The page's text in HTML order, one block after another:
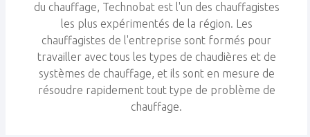
du chauffage, Technobat est l'un des chauffagistes
les plus expérimentés de la région. Les
chauffagistes de l'entreprise sont formés pour
travailler avec tous les types de chaudières et de
systèmes de chauffage, et ils sont en mesure de
résoudre rapidement tout type de problème de
chauffage.